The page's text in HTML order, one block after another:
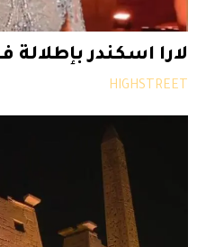
لارا اسكندر بإطلالة
HIGHSTREET